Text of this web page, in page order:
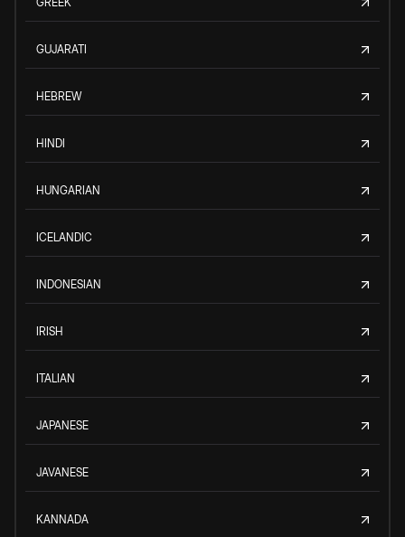
GUJARATI
HEBREW
HINDI
HUNGARIAN
ICELANDIC
INDONESIAN
IRISH
ITALIAN
JAPANESE
JAVANESE
KANNADA